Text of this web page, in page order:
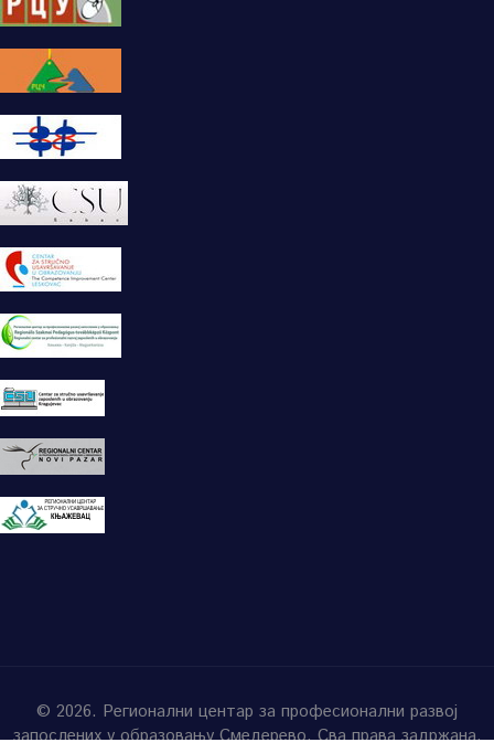
© 2026. Регионални центар за професионални развој
запослених у образовању Смедерево. Сва права задржана.